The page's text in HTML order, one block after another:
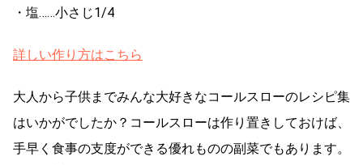
・塩……小さじ1/4
詳しい作り方はこちら
大人から子供までみんな大好きなコールスローのレシピ集
はいかがでしたか？コールスローは作り置きしておけば、
手早く食事の支度ができる優れものの副菜でもあります。